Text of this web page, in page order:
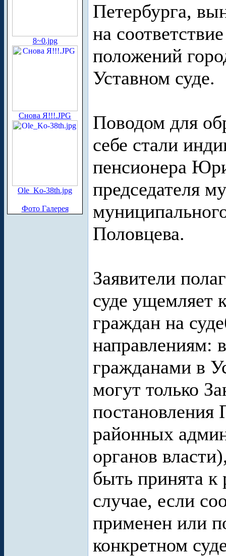
8~0.jpg
Снова Я!!!.JPG
Ole_Ko-38th.jpg
Фото Галерея
Петербурга,
на
положений
Уставном суде.
Поводом для
себе стали
пенсионера
председателя
Половцева.
Заявители
суде ущемляет
граждан на
направлениям:
гражданами в
могут только
постановления
районных
органов
быть принята к
случае, если
применен или
конкретном